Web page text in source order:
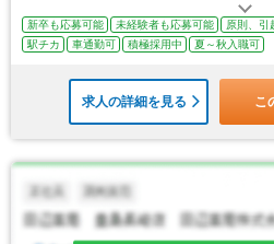
新卒も応募可能 未経験者も応募可能 原則、引
駅チカ
車通勤可 積極採用中 夏～秋入職可
求人の詳細を見る こ